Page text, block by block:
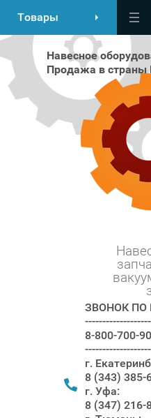
Товары
Навесное
Продажа в страны
ЗВОНОК ПО
8-800-700-
г.
8 (343) 385-
г. Уфа:
8 (347) 216-